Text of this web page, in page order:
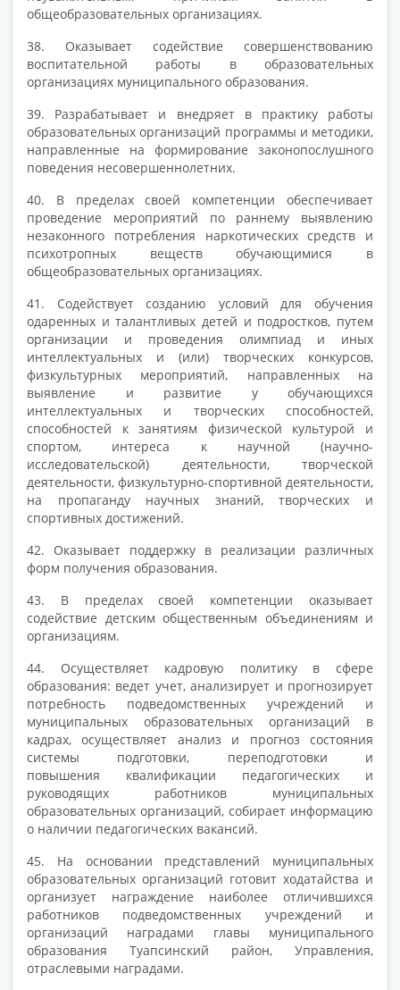
общеобразовательных организациях.
38. Оказывает содействие совершенствованию
воспитательной работы в образовательных
организациях муниципального образования.
39. Разрабатывает и внедряет в практику работы
образовательных организаций программы и методики,
направленные на формирование законопослушного
поведения несовершеннолетних.
40. В пределах своей компетенции обеспечивает
проведение мероприятий по раннему выявлению
незаконного потребления наркотических средств и
психотропных веществ обучающимися в
общеобразовательных организациях.
41. Содействует созданию условий для обучения
одаренных и талантливых детей и подростков, путем
организации и проведения олимпиад и иных
интеллектуальных и (или) творческих конкурсов,
физкультурных мероприятий, направленных на
выявление и развитие у обучающихся
интеллектуальных и творческих способностей,
способностей к занятиям физической культурой и
спортом, интереса к научной (научно-
исследовательской) деятельности, творческой
деятельности, физкультурно-спортивной деятельности,
на пропаганду научных знаний, творческих и
спортивных достижений.
42. Оказывает поддержку в реализации различных
форм получения образования.
43. В пределах своей компетенции оказывает
содействие детским общественным объединениям и
организациям.
44. Осуществляет кадровую политику в сфере
образования: ведет учет, анализирует и прогнозирует
потребность подведомственных учреждений и
муниципальных образовательных организаций в
кадрах, осуществляет анализ и прогноз состояния
системы подготовки, переподготовки и
повышения квалификации педагогических и
руководящих работников муниципальных
образовательных организаций, собирает информацию
о наличии педагогических вакансий.
45. На основании представлений муниципальных
образовательных организаций готовит ходатайства и
организует награждение наиболее отличившихся
работников подведомственных учреждений и
организаций наградами главы муниципального
образования Туапсинский район, Управления,
отраслевыми наградами.